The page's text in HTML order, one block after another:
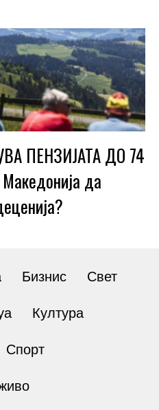
ПЕНЗИЈАТА ДО 74
да
Бизнис Свет
Култура
Спорт